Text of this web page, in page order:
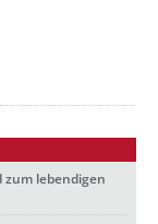
zum lebendigen